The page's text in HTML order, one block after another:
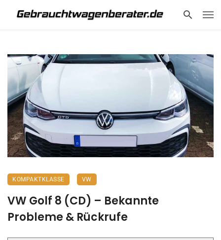
KOMPAKTKLASSE VW
VW Golf 8 (CD) – Bekannte
Probleme & Rückrufe